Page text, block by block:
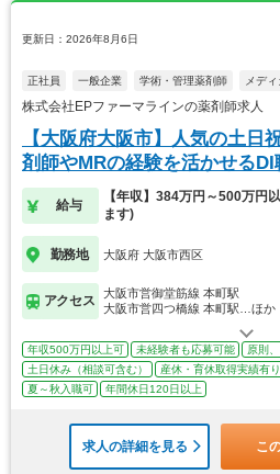
更新日：2026年8月6日
正社員 一般企業 学術・管理薬剤師 メデ
株式会社EPファーマラインの薬剤師求人
【大阪府大阪市】人気の土
剤師やMRの経験を活かせるDI
給与
【年収】384万円～500万円
ます)
勤務地 大阪府 大阪市西区
アクセス
大阪市営御堂筋線 本町駅
大阪市営四つ橋線 本町駅…ほか
年収500万円以上可 未経験者も応募可能
原則
土日休み（相談可含む）
産休・育休取得実績有り
夏～秋入職可
年間休日120日以上
求人の詳細を見る こ